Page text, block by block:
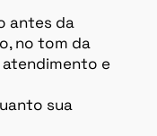
antes da
no tom da
atendimento e
sua